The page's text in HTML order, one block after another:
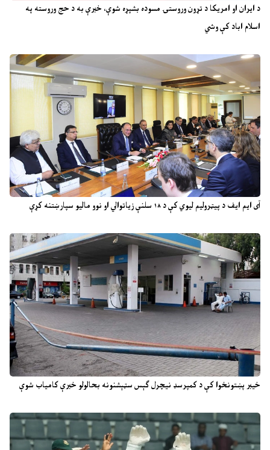
د ایران او امریکا د تړون وروستۍ مسوده بشپړه شوې، خبرې به د حج وروسته په
اسلام اباد کې وشي
آی ایم ایف د پیټرولیم لیوي کې د ۱۸ سلنې زیاتوالي او نوو مالیو سپارښتنه کړې
خیبر پښتونخوا کې د کمپرسډ نیچرل ګېس سټېشنونه بحالولو خبرې کامیاب شوې